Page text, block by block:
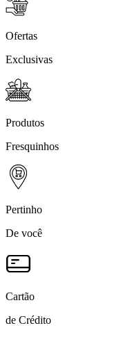
Ofertas
Exclusivas
Produtos
Fresquinhos
Pertinho
De você
Cartão
de Crédito